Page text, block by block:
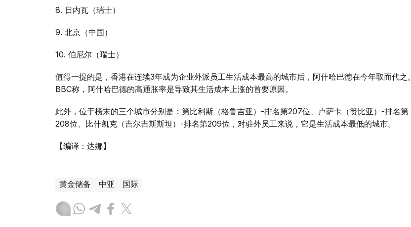
8. 日内瓦（瑞士）
9. 北京（中国）
10. 伯尼尔（瑞士）
值得一提的是，香港在连续3年成为企业外派员工生活成本最高的城市后，阿什哈巴德在今年取而代之。
BBC称，阿什哈巴德的高通胀率是导致其生活成本上涨的首要原因。
此外，位于榜末的三个城市分别是：第比利斯（格鲁吉亚）-排名第207位、卢萨卡（赞比亚）-排名第
208位、比什凯克（吉尔吉斯斯坦）-排名第209位，对驻外员工来说，它是生活成本最低的城市。
【编译：达娜】
黄金储备 中亚 国际